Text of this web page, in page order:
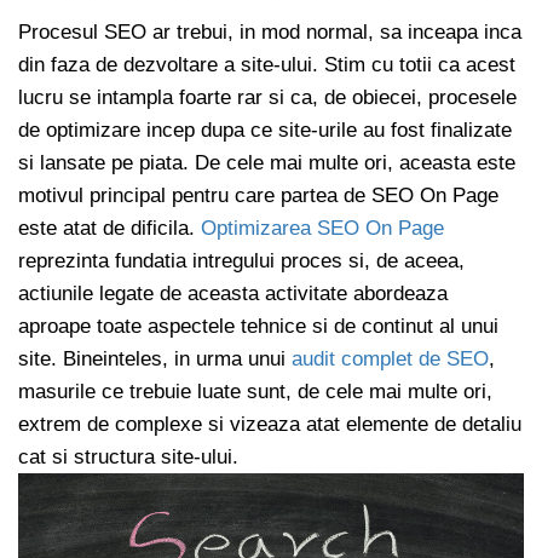
Procesul SEO ar trebui, in mod normal, sa inceapa inca
din faza de dezvoltare a site-ului. Stim cu totii ca acest
lucru se intampla foarte rar si ca, de obiecei, procesele
de optimizare incep dupa ce site-urile au fost finalizate
si lansate pe piata. De cele mai multe ori, aceasta este
motivul principal pentru care partea de SEO On Page
este atat de dificila. Optimizarea SEO On Page
reprezinta fundatia intregului proces si, de aceea,
actiunile legate de aceasta activitate abordeaza
aproape toate aspectele tehnice si de continut al unui
site. Bineinteles, in urma unui audit complet de SEO,
masurile ce trebuie luate sunt, de cele mai multe ori,
extrem de complexe si vizeaza atat elemente de detaliu
cat si structura site-ului.